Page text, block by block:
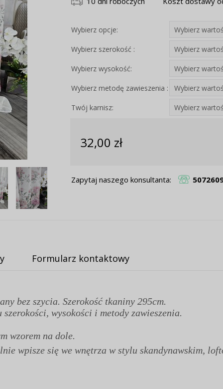
Wybierz opcje:
Wybierz szerokość :
Wybierz wysokość:
Wybierz metodę zawieszenia :
Twój karnisz:
32,00 zł
Zapytaj naszego konsultanta:
Formularz kontaktowy
bez szycia. Szerokość tkaniny 295cm.
wysokości i metody zawieszenia.
wzorem na dole.
wpisze się we wnętrza w stylu skandynawskim,